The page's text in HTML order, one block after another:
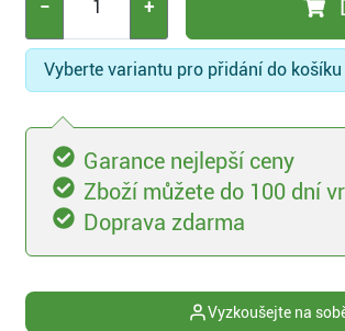
− +
Vyberte variantu pro přidání do košíku
Garance nejlepší ceny
Zboží můžete do 100 dní
Doprava zdarma
Vyzkoušejte na